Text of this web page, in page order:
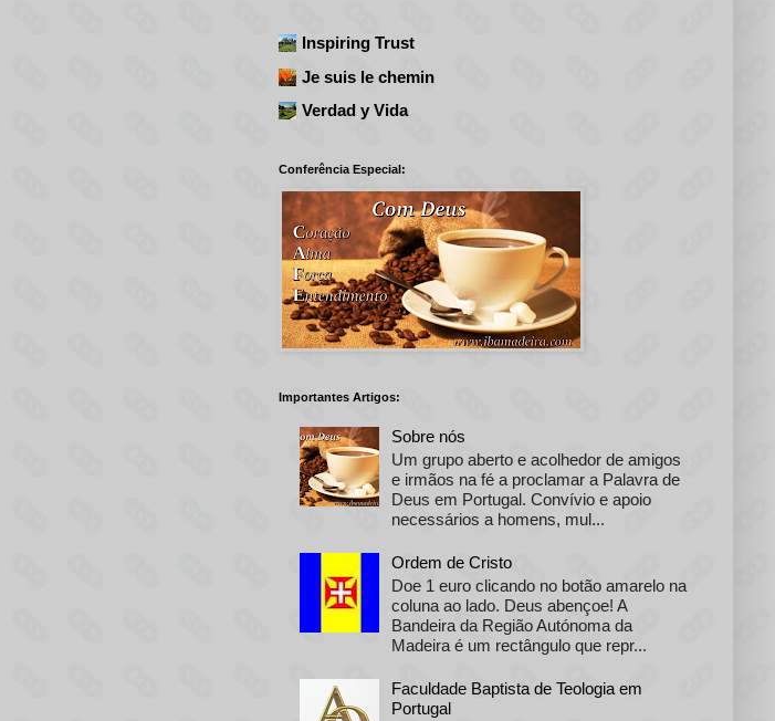
Inspiring Trust
Je suis le chemin
Verdad y Vida
Conferência Especial:
Importantes Artigos:
Sobre nós
Um grupo aberto e acolhedor de amigos
e irmãos na fé a proclamar a Palavra de
Deus em Portugal. Convívio e apoio
necessários a homens, mul...
Ordem de Cristo
Doe 1 euro clicando no botão amarelo na
coluna ao lado. Deus abençoe! A
Bandeira da Região Autónoma da
Madeira é um rectângulo que repr...
Faculdade Baptista de Teologia em
Portugal